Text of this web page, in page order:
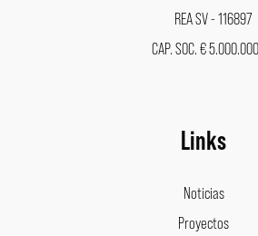
REA SV - 116897
CAP. SOC. €
Links
Noticias
Proyectos